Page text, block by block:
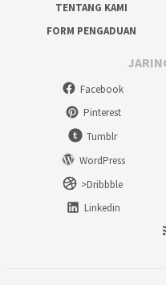
TENTANG KAMI
FORM PENGADUAN
Facebook
Pinterest
Tumblr
WordPress
>Dribbble
Linkedin